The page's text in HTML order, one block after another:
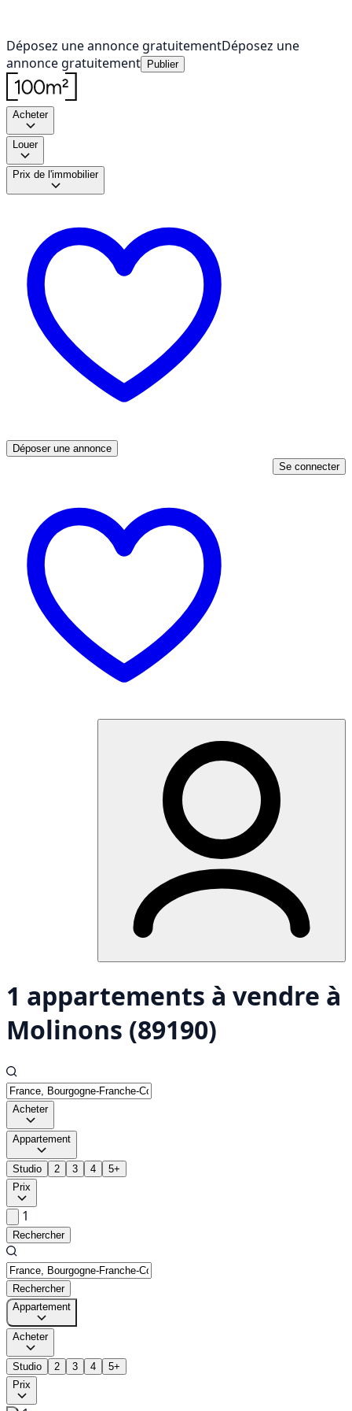
Déposez une annonce gratuitementDéposez une
annonce gratuitement
Publier
Acheter
Louer
Prix de l'immobilier
Déposer une annonce
Se connecter
1 appartements à vendre à
Molinons (89190)
Acheter
Appartement
Studio 2 3 4
5+
Prix
1
Rechercher
Rechercher
Appartement
Acheter
Studio 2 3 4
5+
Prix